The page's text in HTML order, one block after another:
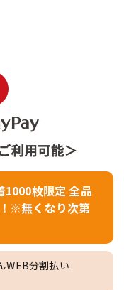
1000枚限定 全品
※無くなり次第
WEB分割払い